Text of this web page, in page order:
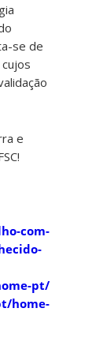
se de
e
com-
pt/
home-